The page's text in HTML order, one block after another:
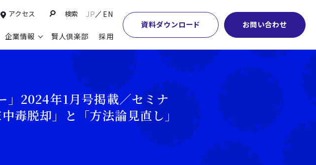
アクセス 検索 JP EN
企業情報 賢人倶楽部 採用
資料ダウンロード お問い合わせ
発・ビジネスモデル変革・
グローバル経営管理
本社・間接業務改革
サプライチェーンマネジメント
物流改革
ヒューマンリソースマネジメント
ビジネスプロセスアウトソーシング
ミナーアーカイブ
事業戦略
営業・マーケティング
設計・開発・生産・調達
【特集】会計システム刷新
【特集】CFO革新
【特集】FP＆Aへの旅
【特集】ポスト2027年の基幹システム
セージ
学術顧問紹介
DE&I推進の取り組み
グループ会社
グローバルネットワーク
パートナーシップ
載
」2024年1月号掲載／セミナ
毒脱却」と「方法論見直し」